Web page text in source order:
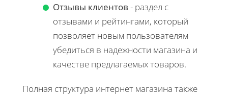
Отзывы клиентов - раздел с
отзывами и рейтингами, который
позволяет новым пользователям
убедиться в надежности магазина и
качестве предлагаемых товаров.
Полная структура интернет магазина также